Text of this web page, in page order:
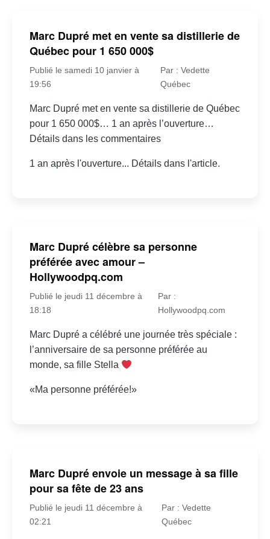
Marc Dupré met en vente sa distillerie de
Québec pour 1 650 000$
Publié le samedi 10 janvier à
19:56
Par : Vedette
Québec
Marc Dupré met en vente sa distillerie de Québec
pour 1 650 000$… 1 an après l’ouverture…
Détails dans les commentaires
1 an après l'ouverture... Détails dans l'article.
Marc Dupré célèbre sa personne
préférée avec amour –
Hollywoodpq.com
Publié le jeudi 11 décembre à
18:18
Par :
Hollywoodpq.com
Marc Dupré a célébré une journée très spéciale :
l’anniversaire de sa personne préférée au
monde, sa fille Stella
«Ma personne préférée!»
Marc Dupré envoie un message à sa fille
pour sa fête de 23 ans
Publié le jeudi 11 décembre à
02:21
Par : Vedette
Québec